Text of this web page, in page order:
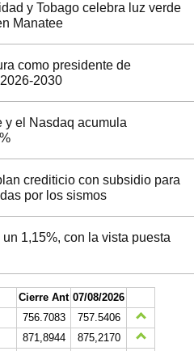
y Tobago celebra luz verde
Manatee
como presidente de
2030
y el Nasdaq acumula
crediticio con subsidio para
por los sismos
1,15%, con la vista puesta
Cierre Ant 07/08/2026
756.7083
757.5406
871,8944
875,2170